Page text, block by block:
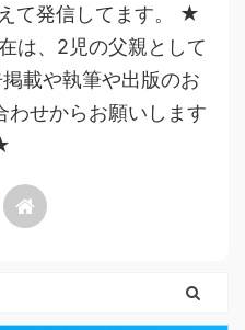
て発信してます。 ★
は、2児の父親として
載や執筆や出版のお
わせからお願いします